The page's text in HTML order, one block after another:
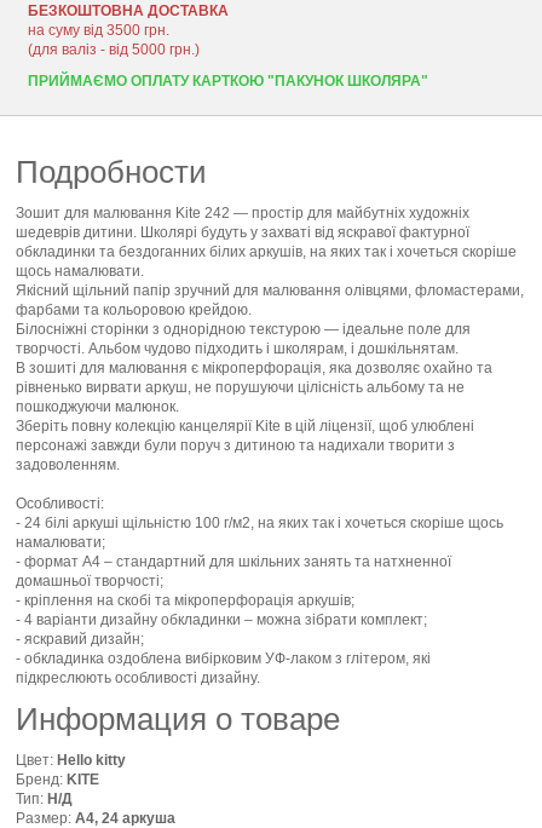
БЕЗКОШТОВНА ДОСТАВКА
на суму від 3500 грн.
(для валіз - від 5000 грн.)
ПРИЙМАЄМО ОПЛАТУ КАРТКОЮ "ПАКУНОК ШКОЛЯРА"
Подробности
Зошит для малювання Kite 242 — простір для майбутніх художніх
шедеврів дитини. Школярі будуть у захваті від яскравої фактурної
обкладинки та бездоганних білих аркушів, на яких так і хочеться скоріше
щось намалювати.
Якісний щільний папір зручний для малювання олівцями, фломастерами,
фарбами та кольоровою крейдою.
Білосніжні сторінки з однорідною текстурою — ідеальне поле для
творчості. Альбом чудово підходить і школярам, і дошкільнятам.
В зошиті для малювання є мікроперфорація, яка дозволяє охайно та
рівненько вирвати аркуш, не порушуючи цілісність альбому та не
пошкоджуючи малюнок.
Зберіть повну колекцію канцелярії Kite в цій ліцензії, щоб улюблені
персонажі завжди були поруч з дитиною та надихали творити з
задоволенням.
Особливості:
- 24 білі аркуші щільністю 100 г/м2, на яких так і хочеться скоріше щось
намалювати;
- формат А4 – стандартний для шкільних занять та натхненної
домашньої творчості;
- кріплення на скобі та мікроперфорація аркушів;
- 4 варіанти дизайну обкладинки – можна зібрати комплект;
- яскравий дизайн;
- обкладинка оздоблена вибірковим УФ-лаком з глітером, які
підкреслюють особливості дизайну.
Информация о товаре
Цвет: Hello kitty
Бренд: KITE
Тип: Н/Д
Размер: А4, 24 аркуша